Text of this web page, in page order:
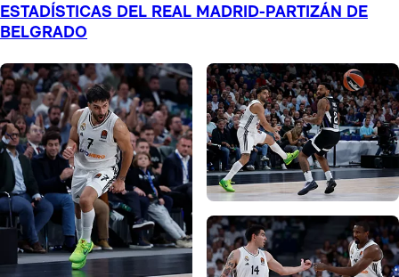
ESTADÍSTICAS DEL REAL MADRID-PARTIZÁN DE
BELGRADO